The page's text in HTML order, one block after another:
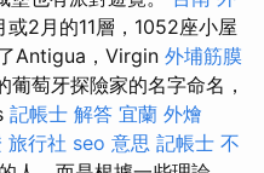
2月的11層，1052座小屋
Antigua，Virgin 外埔筋膜
葡萄牙探險家的名字命名，
記帳士 解答 宜蘭 外燴
旅行社 seo 意思 記帳士 不